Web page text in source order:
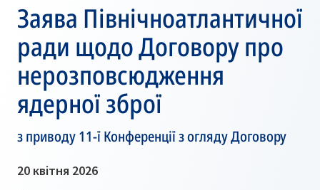
Заява Північноатлантичної
ради щодо Договору про
нерозповсюдження
ядерної зброї
з приводу 11-ї Конференції з огляду Договору
20 квітня 2026